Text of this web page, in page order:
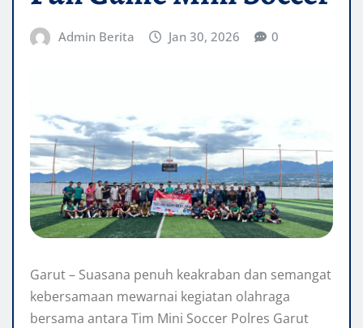
Admin Berita Jan 30, 2026 0
Garut – Suasana penuh keakraban dan semangat
kebersamaan mewarnai kegiatan olahraga
bersama antara Tim Mini Soccer Polres Garut